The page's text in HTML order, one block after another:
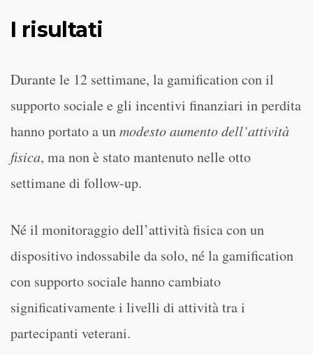
I risultati
Durante le 12 settimane, la gamification con il
supporto sociale e gli incentivi finanziari in perdita
hanno portato a unmodesto aumento dell’attività
fisica, ma non è stato mantenuto nelle otto
settimane di follow-up.
Né il monitoraggio dell’attività fisica con un
dispositivo indossabile da solo, né la gamification
con supporto sociale hanno cambiato
significativamente i livelli di attività tra i
partecipanti veterani.